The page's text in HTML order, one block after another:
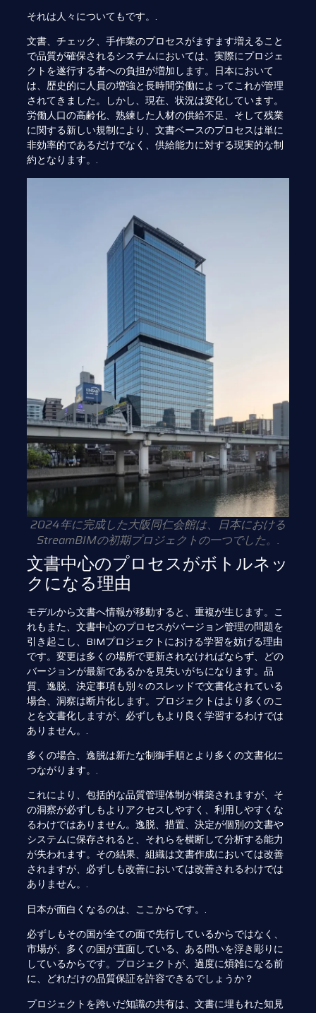
それは人々についてもです。.
文書、チェック、手作業のプロセスがますます増えること
で品質が確保されるシステムにおいては、実際にプロジェ
クトを遂行する者への負担が増加します。日本において
は、歴史的に人員の増強と長時間労働によってこれが管理
されてきました。しかし、現在、状況は変化しています。
労働人口の高齢化、熟練した人材の供給不足、そして残業
に関する新しい規制により、文書ベースのプロセスは単に
非効率的であるだけでなく、供給能力に対する現実的な制
約となります。.
2024年に完成した大阪同仁会館は、日本における
StreamBIMの初期プロジェクトの一つでした。.
文書中心のプロセスがボトルネッ
クになる理由
モデルから文書へ情報が移動すると、重複が生じます。こ
れもまた、文書中心のプロセスがバージョン管理の問題を
引き起こし、BIMプロジェクトにおける学習を妨げる理由
です。変更は多くの場所で更新されなければならず、どの
バージョンが最新であるかを見失いがちになります。品
質、逸脱、決定事項も別々のスレッドで文書化されている
場合、洞察は断片化します。プロジェクトはより多くのこ
とを文書化しますが、必ずしもより良く学習するわけでは
ありません。.
多くの場合、逸脱は新たな制御手順とより多くの文書化に
つながります。.
これにより、包括的な品質管理体制が構築されますが、そ
の洞察が必ずしもよりアクセスしやすく、利用しやすくな
るわけではありません。逸脱、措置、決定が個別の文書や
システムに保存されると、それらを横断して分析する能力
が失われます。その結果、組織は文書作成においては改善
されますが、必ずしも改善においては改善されるわけでは
ありません。.
日本が面白くなるのは、ここからです。.
必ずしもその国が全ての面で先行しているからではなく、
市場が、多くの国が直面している、ある問いを浮き彫りに
しているからです。プロジェクトが、過度に煩雑になる前
に、どれだけの品質保証を許容できるでしょうか？
プロジェクトを跨いだ知識の共有は、文書に埋もれた知見